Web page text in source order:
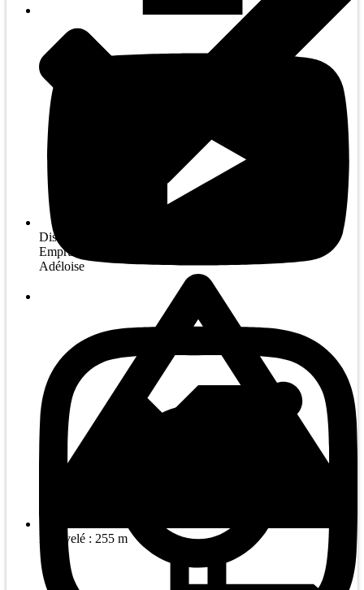
Distance : Boucle - 9 km
Emprunter les sentiers suivants : Loup-Garou • Alexis •
Adéloise
Dénivelé : 255 m